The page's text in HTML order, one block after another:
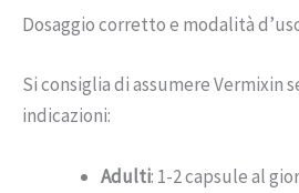
Dosaggio corretto e modalità
Si consiglia di assumere Vermixin
indicazioni:
Adulti: 1-2 capsule al